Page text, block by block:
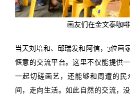
画友们在金文泰咖
当天刘培和、邱瑞发和阿信，3位画
惬意的交流平台。这里不仅能提供
一起切磋画艺，还能够和周遭的民
间，走向生活。如此自然的交流，